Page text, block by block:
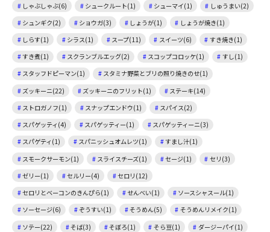
しゃぶしゃぶ(6)
シュークルート(1) シューマイ(1)
しゅうまい(2)
シュンギク(2)
ショウガ(3) しょうが(1)
しょうが焼き(1)
しらす(1)
シラス(1) スープ(11) スイーツ(6)
すき焼き(1)
すき煮(1)
スクランブルエッグ(2) スコップコロッケ(1)
すし(1)
スタッフドピーマン(1)
スタミナ野菜とブリの照り焼きのせ(1)
ズッキーニ(22)
ズッキーニのフリット(1)
ステーキ(14)
ストロガノフ(1)
スナップエンドウ(1)
スパイス(2)
スパゲッティ(4)
スパゲッティー(1)
スパゲッティーニ(3)
スパゲティ(1)
スパニッシュオムレツ(1)
すまし汁(1)
スモークサーモン(1)
スライスチーズ(1) セージ(1)
セリ(3)
ゼリー(1)
セルリー(4)
セロリ(12)
セロリとベーコンのきんぴら(1)
せんべい(1)
ソースシャスール(1)
ソーセージ(6)
ぞうすい(1) そうめん(5)
そうめんリメイク(1)
ソテー(22)
そば(3) そぼろ(1) そら豆(1)
ダージーパイ(1)